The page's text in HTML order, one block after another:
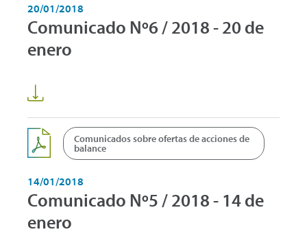
20/01/2018
Comunicado Nº6 / 2018 - 20 de
enero
Comunicados sobre ofertas de acciones de
balance
14/01/2018
Comunicado Nº5 / 2018 - 14 de
enero